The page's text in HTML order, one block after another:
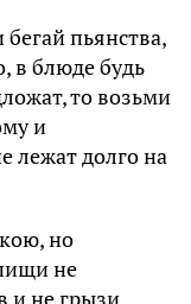
пьянства,
в блюде будь
то возьми
и
лежат долго на
но
не